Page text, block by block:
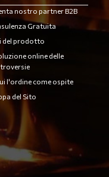
nostro partner B2B
Gratuita
del prodotto
online delle
l'ordine come ospite
del Sito